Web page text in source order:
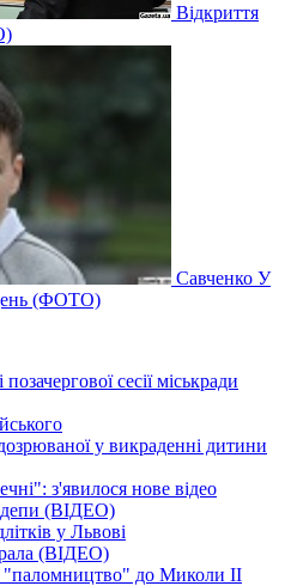
Відкриття
Савченко У
(ФОТО)
сесії міськради
у викраденні дитини
з'явилося нове відео
(ВІДЕО)
у Львові
(ВІДЕО)
до Миколи ІІ